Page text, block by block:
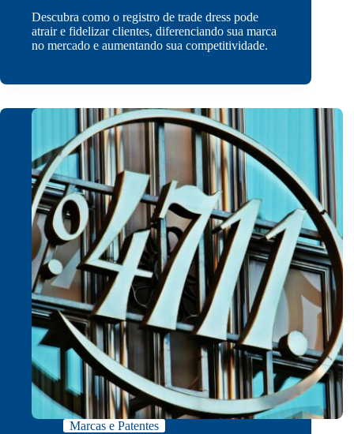
Descubra como o registro de trade dress pode
atrair e fidelizar clientes, diferenciando sua marca
no mercado e aumentando sua competitividade.
Marcas e Patentes